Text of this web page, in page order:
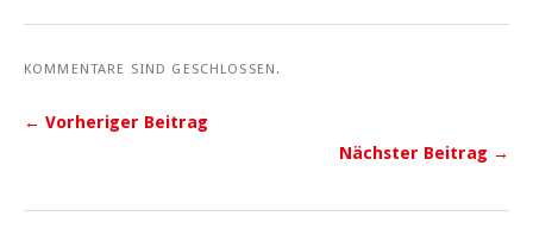
KOMMENTARE SIND GESCHLOSSEN.
← Vorheriger Beitrag
Nächster Beitrag →